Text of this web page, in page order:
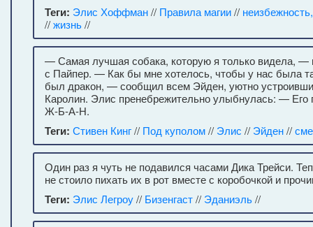
Теги: Элис Хоффман// Правила магии//
//жизнь//
— Самая лучшая собака, которую я только видела, —
с Пайпер. — Как бы мне хотелось, чтобы у нас была
был дракон, — сообщил всем Эйден, уютно
Каролин. Элис пренебрежительно улыбнулась: —
Ж-Б-А-Н.
Теги: Стивен Кинг// Под куполом// Элис // Эйден//
Один раз я чуть не подавился часами Дика Трейси.
не стоило пихать их в рот вместе с коробочкой и
Теги: Элис Легроу// Бизенгаст// Эданиэль//